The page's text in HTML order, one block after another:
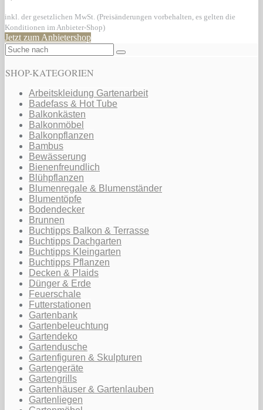
inkl. der gesetzlichen MwSt. (Preisänderungen vorbehalten, es gelten die
Konditionen im Anbieter-Shop)
Jetzt zum Anbietershop
SHOP-KATEGORIEN
Arbeitskleidung Gartenarbeit
Badefass & Hot Tube
Balkonkästen
Balkonmöbel
Balkonpflanzen
Bambus
Bewässerung
Bienenfreundlich
Blühpflanzen
Blumenregale & Blumenständer
Blumentöpfe
Bodendecker
Brunnen
Buchtipps Balkon & Terrasse
Buchtipps Dachgarten
Buchtipps Kleingarten
Buchtipps Pflanzen
Decken & Plaids
Dünger & Erde
Feuerschale
Futterstationen
Gartenbank
Gartenbeleuchtung
Gartendeko
Gartendusche
Gartenfiguren & Skulpturen
Gartengeräte
Gartengrills
Gartenhäuser & Gartenlauben
Gartenliegen